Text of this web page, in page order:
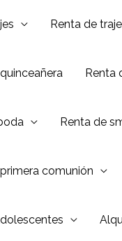
Renta de
Renta
Renta de
comunión